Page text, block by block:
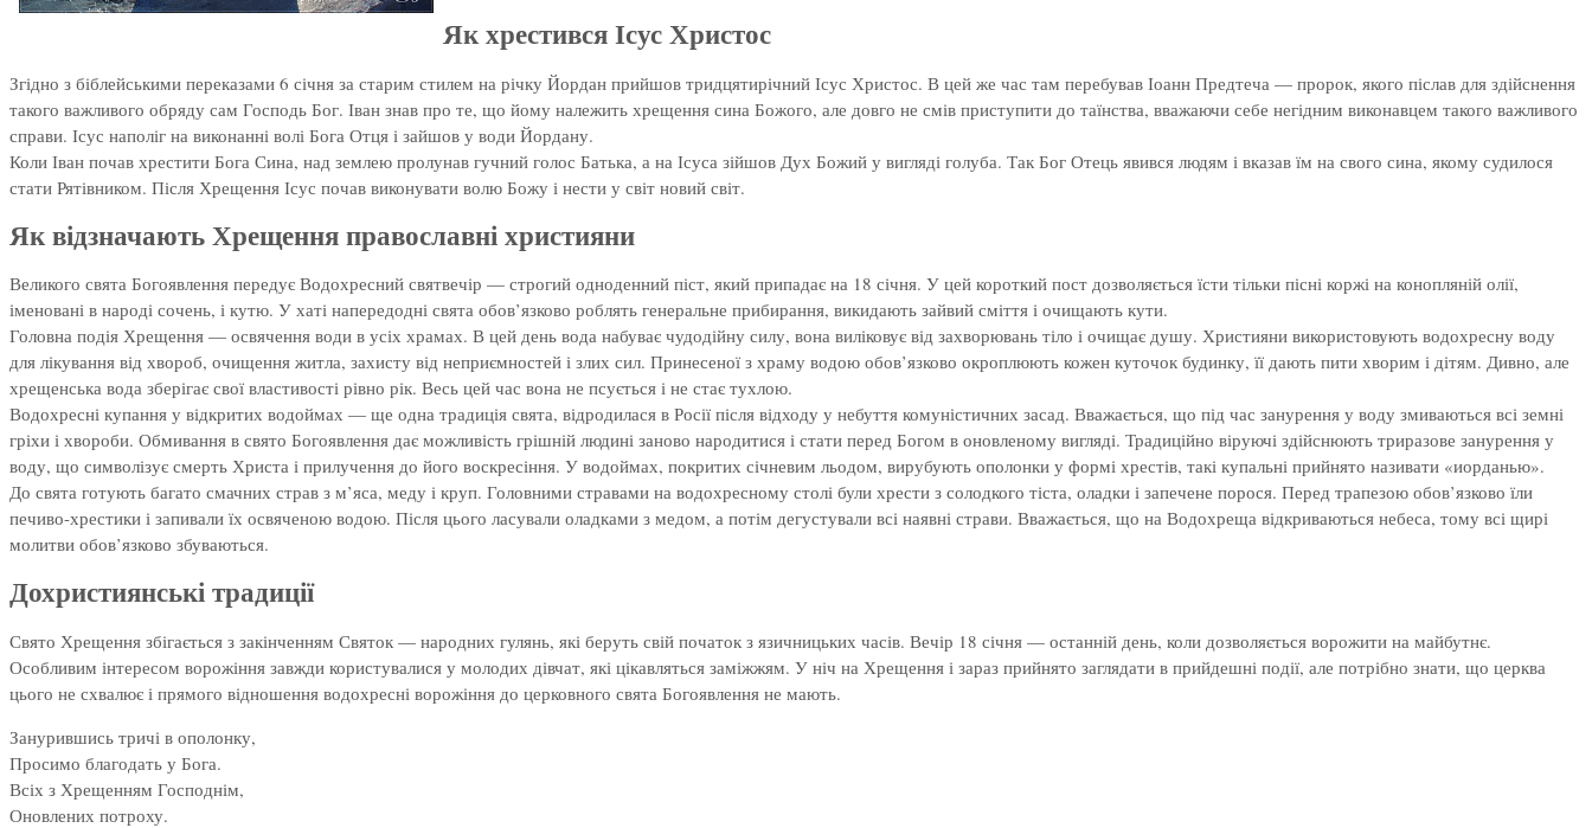
Як хрестився Ісус Христос
Згідно з біблейськими переказами 6 січня за старим стилем на річку Йордан прийшов тридцятирічний Ісус Христос. В цей же час там перебував Іоанн Предтеча — пророк, якого післав для здійснення
такого важливого обряду сам Господь Бог. Іван знав про те, що йому належить хрещення сина Божого, але довго не смів приступити до таїнства, вважаючи себе негідним виконавцем такого важливого
справи. Ісус наполіг на виконанні волі Бога Отця і зайшов у води Йордану.
Коли Іван почав хрестити Бога Сина, над землею пролунав гучний голос Батька, а на Ісуса зійшов Дух Божий у вигляді голуба. Так Бог Отець явився людям і вказав їм на свого сина, якому судилося
стати Рятівником. Після Хрещення Ісус почав виконувати волю Божу і нести у світ новий світ.
Як відзначають Хрещення православні християни
Великого свята Богоявлення передує Водохресний святвечір — строгий одноденний піст, який припадає на 18 січня. У цей короткий пост дозволяється їсти тільки пісні коржі на конопляній олії,
іменовані в народі сочень, і кутю. У хаті напередодні свята обов’язково роблять генеральне прибирання, викидають зайвий сміття і очищають кути.
Головна подія Хрещення — освячення води в усіх храмах. В цей день вода набуває чудодійну силу, вона виліковує від захворювань тіло і очищає душу. Християни використовують водохресну воду
для лікування від хвороб, очищення житла, захисту від неприємностей і злих сил. Принесеної з храму водою обов’язково окроплюють кожен куточок будинку, її дають пити хворим і дітям. Дивно, але
хрещенська вода зберігає свої властивості рівно рік. Весь цей час вона не псується і не стає тухлою.
Водохресні купання у відкритих водоймах — ще одна традиція свята, відродилася в Росії після відходу у небуття комуністичних засад. Вважається, що під час занурення у воду змиваються всі земні
гріхи і хвороби. Обмивання в свято Богоявлення дає можливість грішній людині заново народитися і стати перед Богом в оновленому вигляді. Традиційно віруючі здійснюють триразове занурення у
воду, що символізує смерть Христа і прилучення до його воскресіння. У водоймах, покритих січневим льодом, вирубують ополонки у формі хрестів, такі купальні прийнято називати «иорданью».
До свята готують багато смачних страв з м’яса, меду і круп. Головними стравами на водохресному столі були хрести з солодкого тіста, оладки і запечене порося. Перед трапезою обов’язково їли
печиво-хрестики і запивали їх освяченою водою. Після цього ласували оладками з медом, а потім дегустували всі наявні страви. Вважається, що на Водохреща відкриваються небеса, тому всі щирі
молитви обов’язково збуваються.
Дохристиянські традиції
Свято Хрещення збігається з закінченням Святок — народних гулянь, які беруть свій початок з язичницьких часів. Вечір 18 січня — останній день, коли дозволяється ворожити на майбутнє.
Особливим інтересом ворожіння завжди користувалися у молодих дівчат, які цікавляться заміжжям. У ніч на Хрещення і зараз прийнято заглядати в прийдешні події, але потрібно знати, що церква
цього не схвалює і прямого відношення водохресні ворожіння до церковного свята Богоявлення не мають.
Занурившись тричі в ополонку,
Просимо благодать у Бога.
Всіх з Хрещенням Господнім,
Оновлених потроху.